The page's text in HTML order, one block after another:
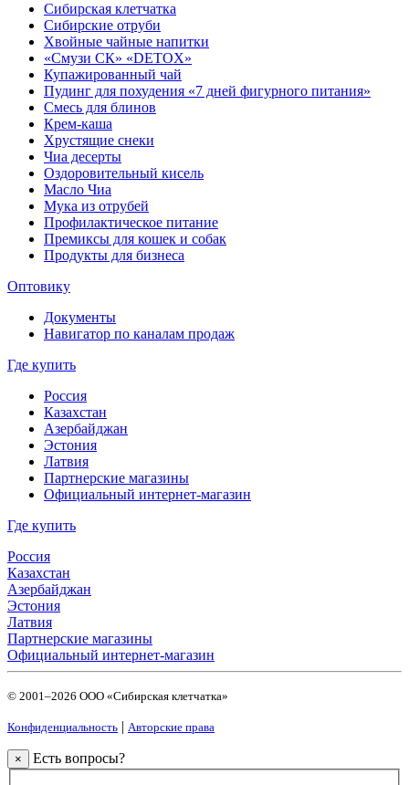
Сибирская клетчатка
Сибирские отруби
Хвойные чайные напитки
«Смузи СК» «DETOX»
Купажированный чай
Пудинг для похудения «7 дней фигурного питания»
Смесь для блинов
Крем-каша
Хрустящие снеки
Чиа десерты
Оздоровительный кисель
Масло Чиа
Мука из отрубей
Профилактическое питание
Премиксы для кошек и собак
Продукты для бизнеса
Оптовику
Документы
Навигатор по каналам продаж
Где купить
Россия
Казахстан
Азербайджан
Эстония
Латвия
Партнерские магазины
Официальный интернет-магазин
Где купить
Россия
Казахстан
Азербайджан
Эстония
Латвия
Партнерские магазины
Официальный интернет-магазин
© 2001–2026 ООО «Сибирская клетчатка»
Конфиденциальность | Авторские права
× Есть вопросы?